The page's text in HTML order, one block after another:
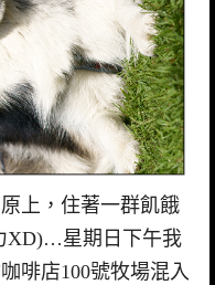
上，住著一群飢餓
XD)…星期日下午我
啡店100號牧場混入